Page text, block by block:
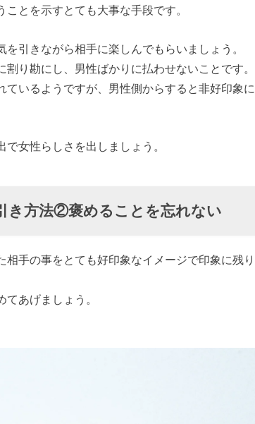
とを示すとても大事な手段です。
引きながら相手に楽しんでもらいましょう。
り勘にし、男性ばかりに払わせないことです。
いるようですが、男性側からすると非好印象に
女性らしさを出しましょう。
き方法②褒めることを忘れない
手の事をとても好印象なイメージで印象に残り
あげましょう。